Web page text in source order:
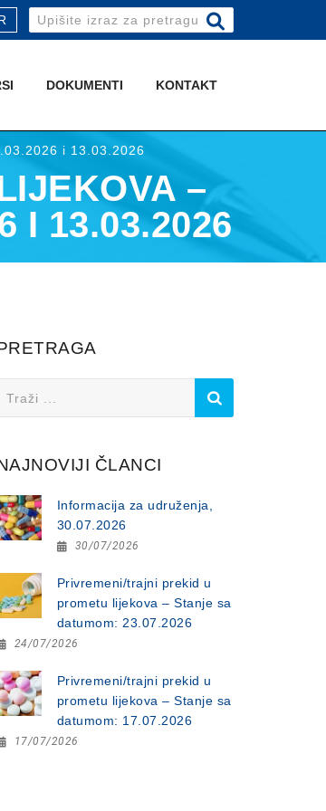
Search
for:
DOKUMENTI KONTAKT
i 13.03.2026
–
I 13.03.2026
for:
ČLANCI
Informacija za udruženja,
30.07.2026
30/07/2026
Privremeni/trajni prekid u
prometu lijekova – Stanje sa
datumom: 23.07.2026
24/07/2026
Privremeni/trajni prekid u
prometu lijekova – Stanje sa
datumom: 17.07.2026
17/07/2026